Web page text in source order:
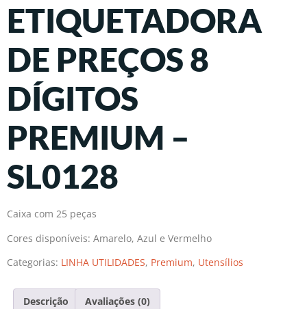
ETIQUETADORA
DE PREÇOS 8
DÍGITOS
PREMIUM –
SL0128
Caixa com 25 peças
Cores disponíveis: Amarelo, Azul e Vermelho
Categorias: LINHA UTILIDADES, Premium, Utensílios
Descrição Avaliações (0)